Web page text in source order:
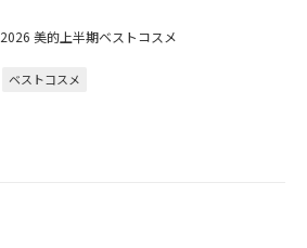
2026 美的上半期ベストコスメ
ベストコスメ